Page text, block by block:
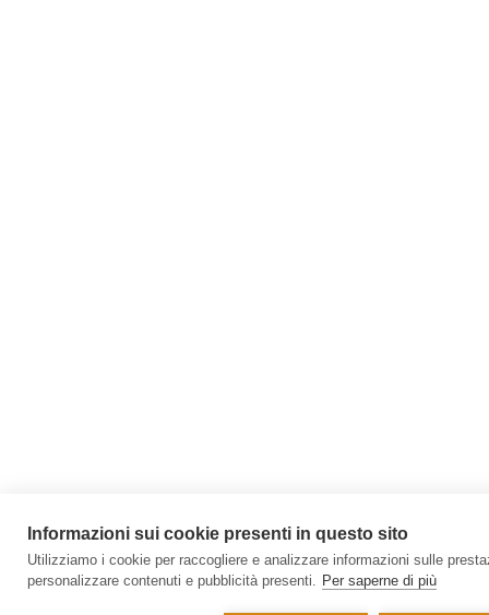
Informazioni sui cookie presenti in questo sito
Utilizziamo i cookie per raccogliere e analizzare informazioni sulle
personalizzare contenuti e pubblicità presenti. Per saperne di più